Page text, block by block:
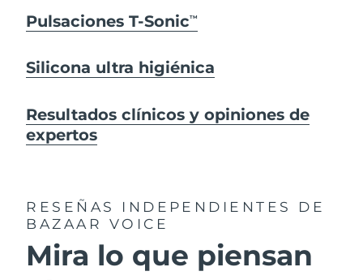
Pulsaciones T-SonicTM
Silicona ultra higiénica
Resultados clínicos y opiniones de
expertos
RESEÑAS INDEPENDIENTES
DE
BAZAAR VOICE
Mira lo que piensan